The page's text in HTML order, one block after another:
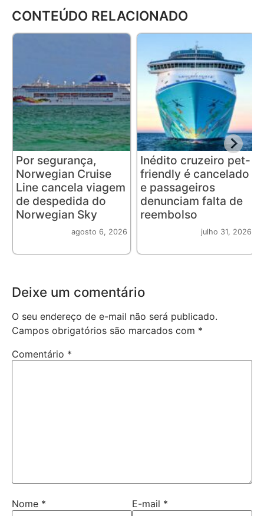
CONTEÚDO RELACIONADO
Por segurança,
Norwegian Cruise
Line cancela viagem
de despedida do
Norwegian Sky
agosto 6, 2026
Inédito cruzeiro pet-
friendly é cancelado
e passageiros
denunciam falta de
reembolso
julho 31, 2026
Deixe um comentário
O seu endereço de e-mail não será publicado.
Campos obrigatórios são marcados com *
Comentário *
Nome * E-mail *